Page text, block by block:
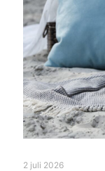
2 juli 2026